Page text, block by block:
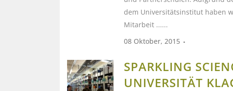
dem Universitätsinstitut haben
Mitarbeit ......
08 Oktober, 2015
SPARKLING
UNIVERSITÄT